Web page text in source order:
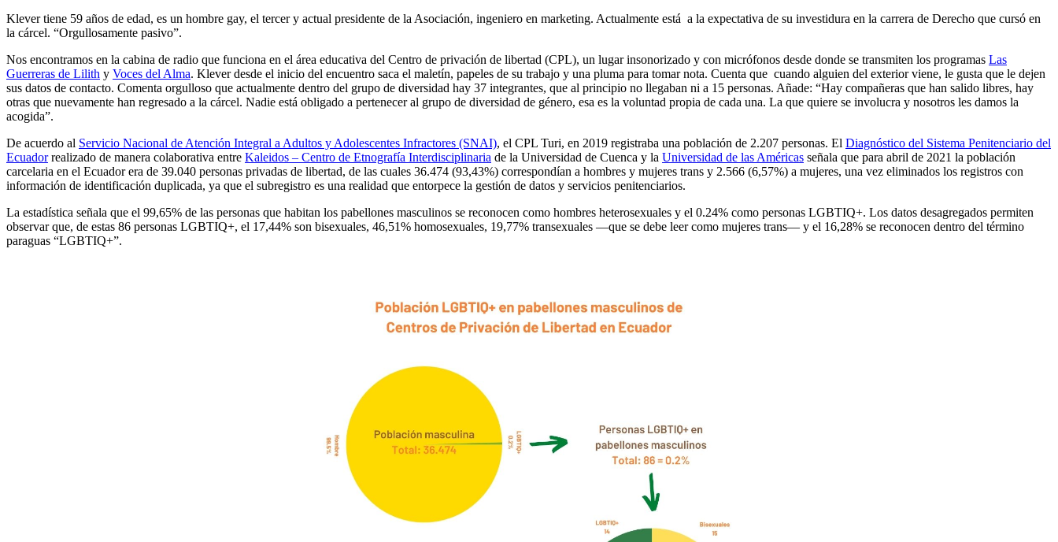
Klever tiene 59 años de edad, es un hombre gay, el tercer y actual presidente de la Asociación, ingeniero en marketing. Actualmente está a la expectativa de su investidura en la carrera de Derecho que cursó en
la cárcel. “Orgullosamente pasivo”.
Nos encontramos en la cabina de radio que funciona en el área educativa del Centro de privación de libertad (CPL), un lugar insonorizado y con micrófonos desde donde se transmiten los programas Las
Guerreras de Lilith y Voces del Alma. Klever desde el inicio del encuentro saca el maletín, papeles de su trabajo y una pluma para tomar nota. Cuenta que cuando alguien del exterior viene, le gusta que le dejen
sus datos de contacto. Comenta orgulloso que actualmente dentro del grupo de diversidad hay 37 integrantes, que al principio no llegaban ni a 15 personas. Añade: “Hay compañeras que han salido libres, hay
otras que nuevamente han regresado a la cárcel. Nadie está obligado a pertenecer al grupo de diversidad de género, esa es la voluntad propia de cada una. La que quiere se involucra y nosotros les damos la
acogida”.
De acuerdo al Servicio Nacional de Atención Integral a Adultos y Adolescentes Infractores (SNAI), el CPL Turi, en 2019 registraba una población de 2.207 personas. El Diagnóstico del Sistema Penitenciario del
Ecuadorrealizado de manera colaborativa entre Kaleidos – Centro de Etnografía Interdisciplinaria de la Universidad de Cuenca y la Universidad de las Américas señala que para abril de 2021 la población
carcelaria en el Ecuador era de 39.040 personas privadas de libertad, de las cuales 36.474 (93,43%) correspondían a hombres y mujeres trans y 2.566 (6,57%) a mujeres, una vez eliminados los registros con
información de identificación duplicada, ya que el subregistro es una realidad que entorpece la gestión de datos y servicios penitenciarios.
La estadística señala que el 99,65% de las personas que habitan los pabellones masculinos se reconocen como hombres heterosexuales y el 0.24% como personas LGBTIQ+. Los datos desagregados permiten
observar que, de estas 86 personas LGBTIQ+, el 17,44% son bisexuales, 46,51% homosexuales, 19,77% transexuales —que se debe leer como mujeres trans— y el 16,28% se reconocen dentro del término
paraguas “LGBTIQ+”.